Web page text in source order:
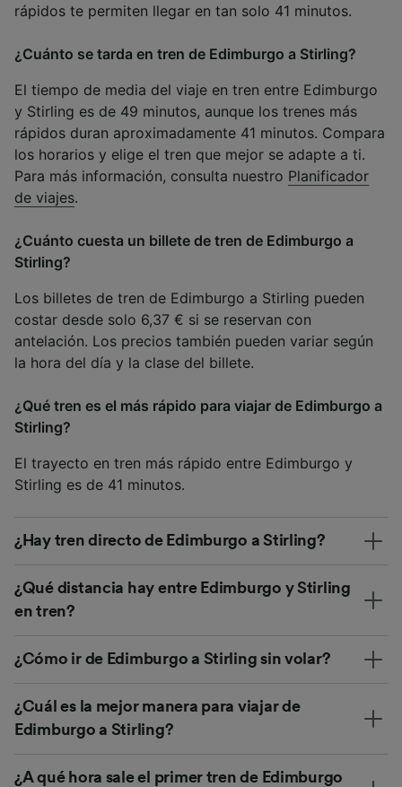
rápidos te permiten llegar en tan solo 41 minutos.
¿Cuánto se tarda en tren de Edimburgo a Stirling?
El tiempo de media del viaje en tren entre Edimburgo
y Stirling es de 49 minutos, aunque los trenes más
rápidos duran aproximadamente 41 minutos. Compara
los horarios y elige el tren que mejor se adapte a ti.
Para más información, consulta nuestro Planificador
de viajes.
¿Cuánto cuesta un billete de tren de Edimburgo a
Stirling?
Los billetes de tren de Edimburgo a Stirling pueden
costar desde solo 6,37 € si se reservan con
antelación. Los precios también pueden variar según
la hora del día y la clase del billete.
¿Qué tren es el más rápido para viajar de Edimburgo a
Stirling?
El trayecto en tren más rápido entre Edimburgo y
Stirling es de 41 minutos.
¿Hay tren directo de Edimburgo a Stirling?
¿Qué distancia hay entre Edimburgo y Stirling
en tren?
¿Cómo ir de Edimburgo a Stirling sin volar?
¿Cuál es la mejor manera para viajar de
Edimburgo a Stirling?
¿A qué hora sale el primer tren de Edimburgo